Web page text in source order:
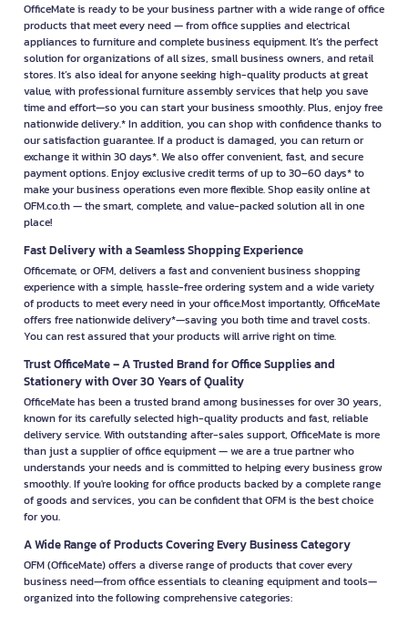
OfficeMate is ready to be your business partner with a wide range of office
products that meet every need — from office supplies and electrical
appliances to furniture and complete business equipment. It’s the perfect
solution for organizations of all sizes, small business owners, and retail
stores. It’s also ideal for anyone seeking high-quality products at great
value, with professional furniture assembly services that help you save
time and effort—so you can start your business smoothly. Plus, enjoy free
nationwide delivery.* In addition, you can shop with confidence thanks to
our satisfaction guarantee. If a product is damaged, you can return or
exchange it within 30 days*. We also offer convenient, fast, and secure
payment options. Enjoy exclusive credit terms of up to 30–60 days* to
make your business operations even more flexible. Shop easily online at
OFM.co.th — the smart, complete, and value-packed solution all in one
place!
Fast Delivery with a Seamless Shopping Experience
Officemate, or OFM, delivers a fast and convenient business shopping
experience with a simple, hassle-free ordering system and a wide variety
of products to meet every need in your office.Most importantly, OfficeMate
offers free nationwide delivery*—saving you both time and travel costs.
You can rest assured that your products will arrive right on time.
Trust OfficeMate – A Trusted Brand for Office Supplies and
Stationery with Over 30 Years of Quality
OfficeMate has been a trusted brand among businesses for over 30 years,
known for its carefully selected high-quality products and fast, reliable
delivery service. With outstanding after-sales support, OfficeMate is more
than just a supplier of office equipment — we are a true partner who
understands your needs and is committed to helping every business grow
smoothly. If you're looking for office products backed by a complete range
of goods and services, you can be confident that OFM is the best choice
for you.
A Wide Range of Products Covering Every Business Category
OFM (OfficeMate) offers a diverse range of products that cover every
business need—from office essentials to cleaning equipment and tools—
organized into the following comprehensive categories: